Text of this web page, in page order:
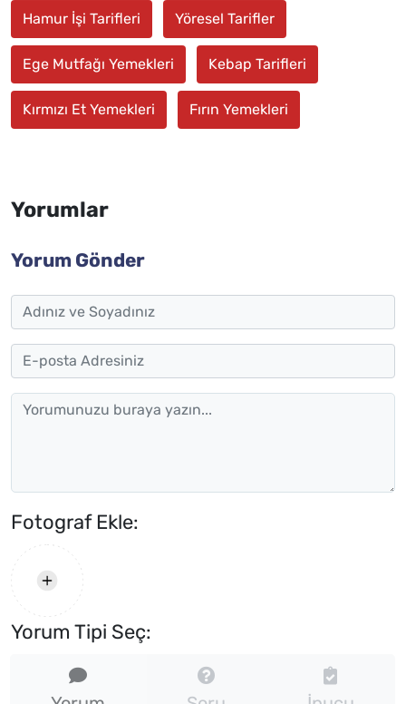
Hamur İşi Tarifleri Yöresel Tarifler
Ege Mutfağı Yemekleri Kebap Tarifleri
Kırmızı Et Yemekleri Fırın Yemekleri
Yorumlar
Yorum Gönder
Fotograf Ekle:
Yorum Tipi Seç: